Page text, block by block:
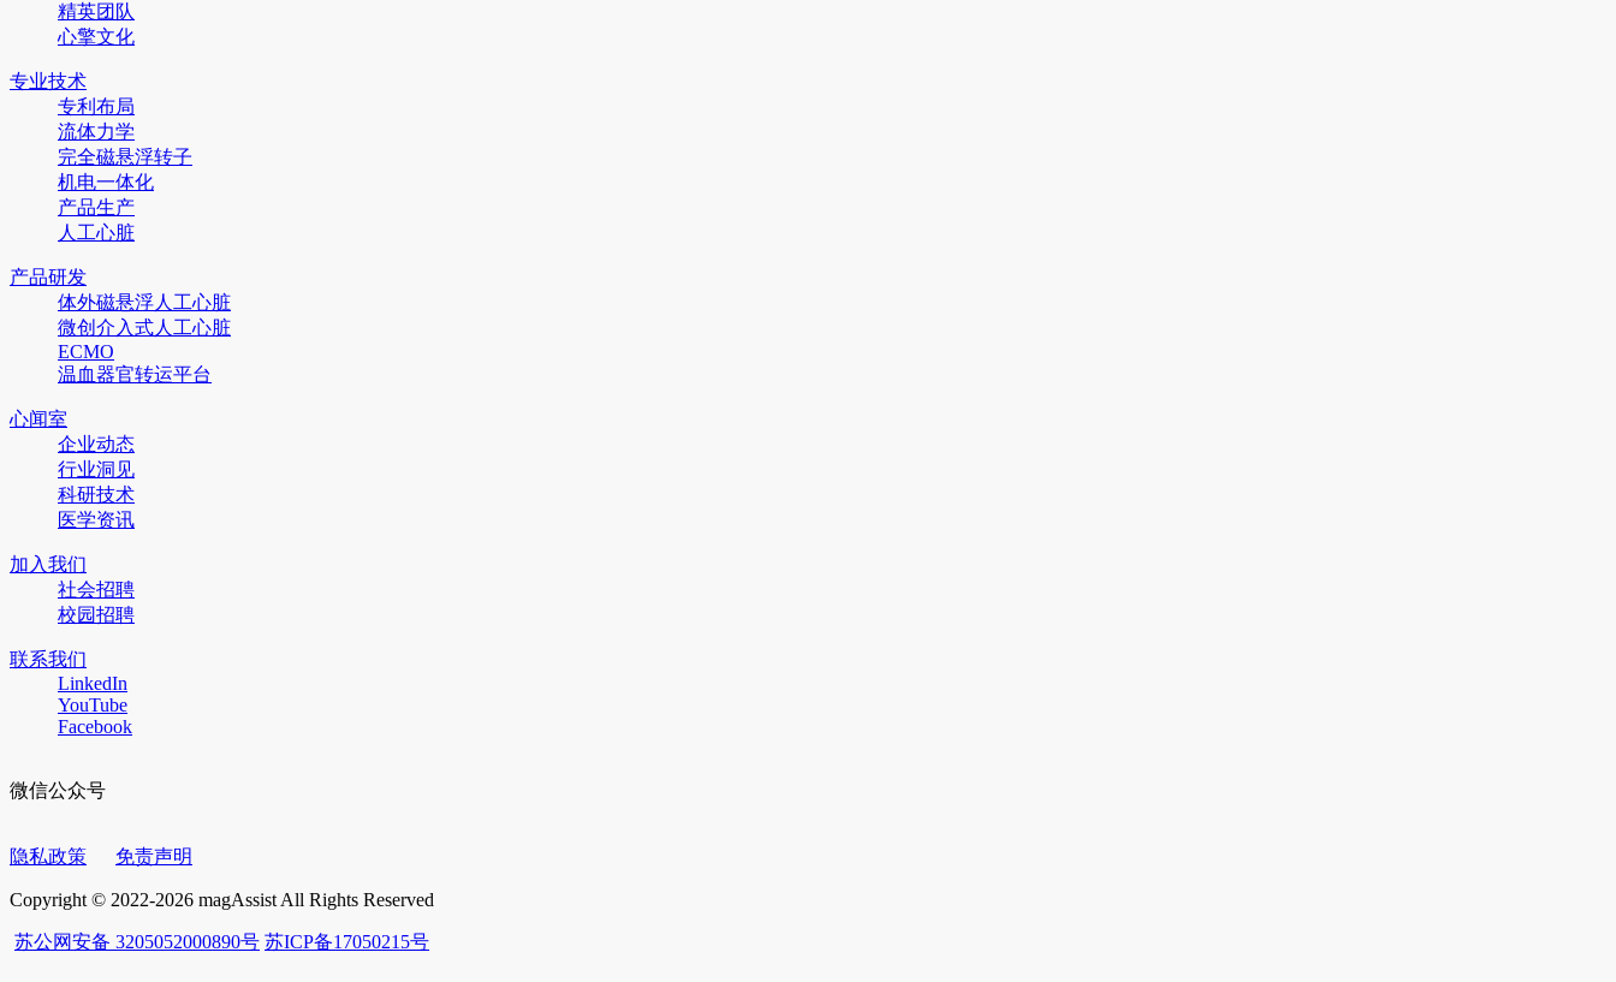
精英团队
心擎文化
专业技术
专利布局
流体力学
完全磁悬浮转子
机电一体化
产品生产
人工心脏
产品研发
体外磁悬浮人工心脏
微创介入式人工心脏
ECMO
温血器官转运平台
心闻室
企业动态
行业洞见
科研技术
医学资讯
加入我们
社会招聘
校园招聘
联系我们
LinkedIn
YouTube
Facebook
微信公众号
隐私政策 免责声明
Copyright © 2022-2026 magAssist All Rights Reserved
苏公网安备 3205052000890号 苏ICP备17050215号